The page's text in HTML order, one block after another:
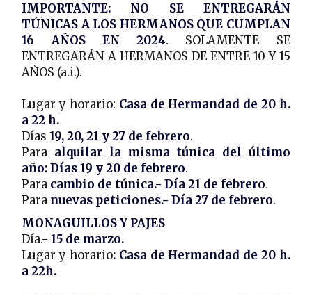
IMPORTANTE: NO SE ENTREGARÁN
TÚNICAS A LOS HERMANOS QUE CUMPLAN
16 AÑOS EN 2024. SOLAMENTE SE
ENTREGARÁN A HERMANOS DE ENTRE 10 Y 15
AÑOS (a.i.).
Lugar y horario: Casa de Hermandad de 20 h.
a 22 h.
Días19, 20, 21 y 27 de febrero.
Para alquilar la misma túnica del último
año: Días 19 y 20 de febrero.
Para cambio de túnica.- Día 21 de febrero.
Para nuevas peticiones.- Día 27 de febrero.
MONAGUILLOS Y PAJES
Día.-15 de marzo.
Lugar y horario: Casa de Hermandad de 20 h.
a 22h.